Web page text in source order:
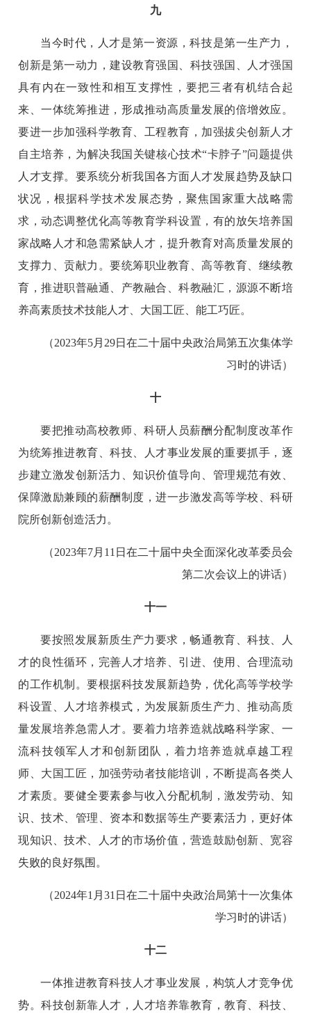
九
当今时代，人才是第一资源，科技是第一生产力，
创新是第一动力，建设教育强国、科技强国、人才强国
具有内在一致性和相互支撑性，要把三者有机结合起
来、一体统筹推进，形成推动高质量发展的倍增效应。
要进一步加强科学教育、工程教育，加强拔尖创新人才
自主培养，为解决我国关键核心技术“卡脖子”问题提供
人才支撑。要系统分析我国各方面人才发展趋势及缺口
状况，根据科学技术发展态势，聚焦国家重大战略需
求，动态调整优化高等教育学科设置，有的放矢培养国
家战略人才和急需紧缺人才，提升教育对高质量发展的
支撑力、贡献力。要统筹职业教育、高等教育、继续教
育，推进职普融通、产教融合、科教融汇，源源不断培
养高素质技术技能人才、大国工匠、能工巧匠。
（2023年5月29日在二十届中央政治局第五次集体学
习时的讲话）
十
要把推动高校教师、科研人员薪酬分配制度改革作
为统筹推进教育、科技、人才事业发展的重要抓手，逐
步建立激发创新活力、知识价值导向、管理规范有效、
保障激励兼顾的薪酬制度，进一步激发高等学校、科研
院所创新创造活力。
（2023年7月11日在二十届中央全面深化改革委员会
第二次会议上的讲话）
十一
要按照发展新质生产力要求，畅通教育、科技、人
才的良性循环，完善人才培养、引进、使用、合理流动
的工作机制。要根据科技发展新趋势，优化高等学校学
科设置、人才培养模式，为发展新质生产力、推动高质
量发展培养急需人才。要着力培养造就战略科学家、一
流科技领军人才和创新团队，着力培养造就卓越工程
师、大国工匠，加强劳动者技能培训，不断提高各类人
才素质。要健全要素参与收入分配机制，激发劳动、知
识、技术、管理、资本和数据等生产要素活力，更好体
现知识、技术、人才的市场价值，营造鼓励创新、宽容
失败的良好氛围。
（2024年1月31日在二十届中央政治局第十一次集体
学习时的讲话）
十二
一体推进教育科技人才事业发展，构筑人才竞争优
势。科技创新靠人才，人才培养靠教育，教育、科技、